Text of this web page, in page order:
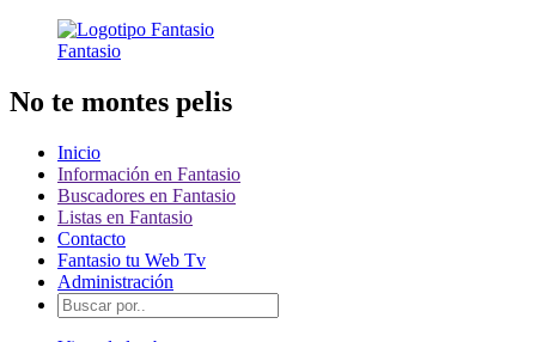
Fantasio
No te montes pelis
Inicio
Información en Fantasio
Buscadores en Fantasio
Listas en Fantasio
Contacto
Fantasio tu Web Tv
Administración